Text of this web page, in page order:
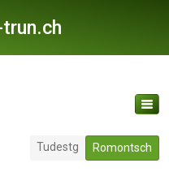
Tudestg Romontsch